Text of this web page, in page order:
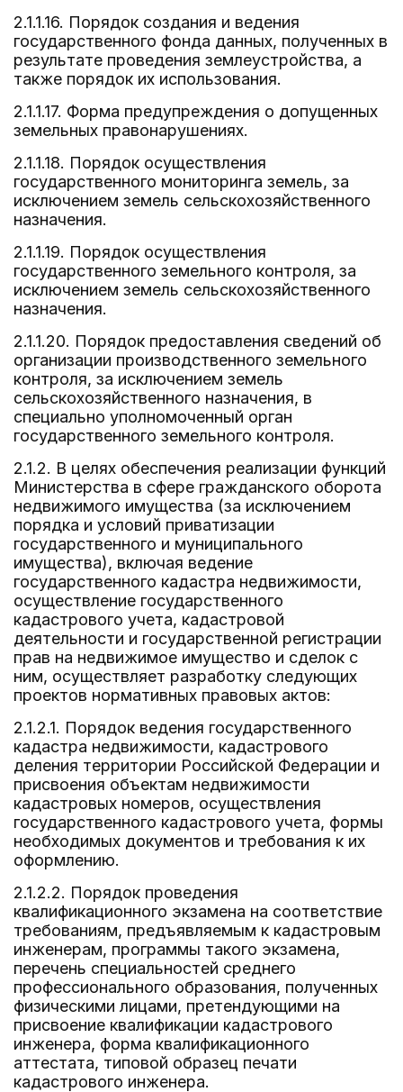
2.1.1.16. Порядок создания и ведения
государственного фонда данных, полученных в
результате проведения землеустройства, а
также порядок их использования.
2.1.1.17. Форма предупреждения о допущенных
земельных правонарушениях.
2.1.1.18. Порядок осуществления
государственного мониторинга земель, за
исключением земель сельскохозяйственного
назначения.
2.1.1.19. Порядок осуществления
государственного земельного контроля, за
исключением земель сельскохозяйственного
назначения.
2.1.1.20. Порядок предоставления сведений об
организации производственного земельного
контроля, за исключением земель
сельскохозяйственного назначения, в
специально уполномоченный орган
государственного земельного контроля.
2.1.2. В целях обеспечения реализации функций
Министерства в сфере гражданского оборота
недвижимого имущества (за исключением
порядка и условий приватизации
государственного и муниципального
имущества), включая ведение
государственного кадастра недвижимости,
осуществление государственного
кадастрового учета, кадастровой
деятельности и государственной регистрации
прав на недвижимое имущество и сделок с
ним, осуществляет разработку следующих
проектов нормативных правовых актов:
2.1.2.1. Порядок ведения государственного
кадастра недвижимости, кадастрового
деления территории Российской Федерации и
присвоения объектам недвижимости
кадастровых номеров, осуществления
государственного кадастрового учета, формы
необходимых документов и требования к их
оформлению.
2.1.2.2. Порядок проведения
квалификационного экзамена на соответствие
требованиям, предъявляемым к кадастровым
инженерам, программы такого экзамена,
перечень специальностей среднего
профессионального образования, полученных
физическими лицами, претендующими на
присвоение квалификации кадастрового
инженера, форма квалификационного
аттестата, типовой образец печати
кадастрового инженера.